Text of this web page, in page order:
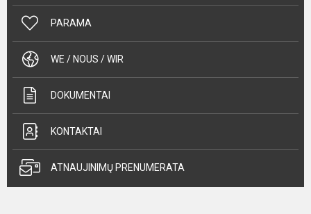
PARAMA
WE / NOUS / WIR
DOKUMENTAI
KONTAKTAI
ATNAUJINIMŲ PRENUMERATA